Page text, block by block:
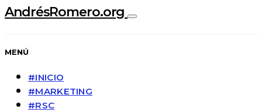
AndrésRomero.org
MENÚ
#INICIO
#MARKETING
#RSC